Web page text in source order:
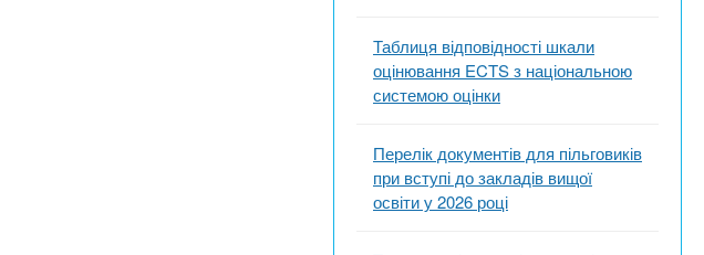
Таблиця відповідності шкали
оцінювання ECTS з національною
системою оцінки
Перелік документів для пільговиків
при вступі до закладів вищої
освіти у 2026 році